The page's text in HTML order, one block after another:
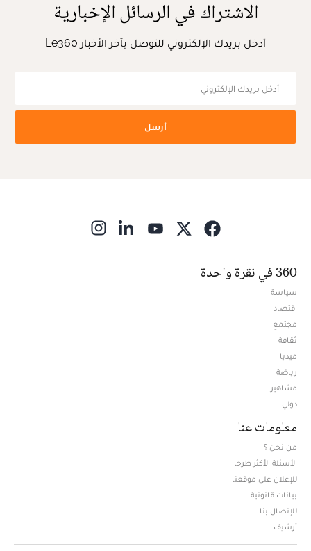
الاشتراك في الرسائل الإخبارية
أدخل بريدك الإلكتروني للتوصل بآخر الأخبار Le360
أرسل
360 في نقرة واحدة
سياسة
اقتصاد
مجتمع
ثقافة
ميديا
رياضة
مشاهير
دولي
معلومات عنا
من نحن ؟
الأسئلة الأكثر طرحا
للإعلان على موقعنا
بيانات قانونية
للإتصال بنا
أرشيف